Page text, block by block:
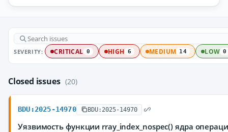
SEVERITY: CRITICAL 0 HIGH 6 MEDIUM 14 LOW 0
Closed issues (20)
BDU:2025-14970 BDU:2025-14970
Уязвимость функции rray_index_nospec() ядра